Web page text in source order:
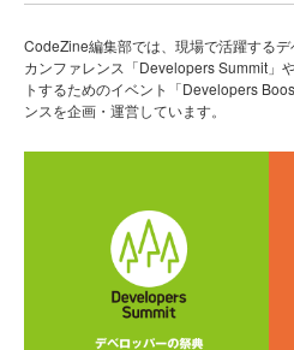
CodeZine編集部では、現場で活躍する
カンファレンス「Developers Summit」
トするためのイベント「Developers
ンスを企画・運営しています。